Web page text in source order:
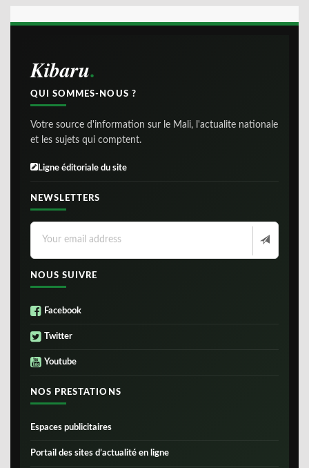
Kibaru
QUI SOMMES-NOUS ?
Votre source d'information sur le Mali, l'actualite nationale
et les sujets qui comptent.
Ligne éditoriale du site
NEWSLETTERS
NOUS SUIVRE
Facebook
Twitter
Youtube
NOS PRESTATIONS
Espaces publicitaires
Portail des sites d’actualité en ligne